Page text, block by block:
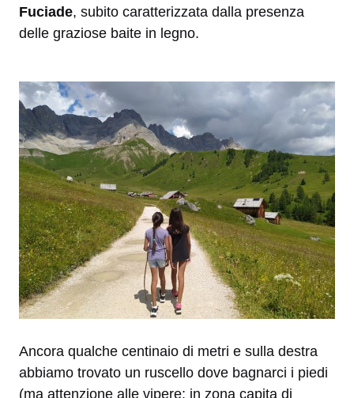
Fuciade, subito caratterizzata dalla presenza
delle graziose baite in legno.
Ancora qualche centinaio di metri e sulla destra
abbiamo trovato un ruscello dove bagnarci i piedi
(ma attenzione alle vipere: in zona capita di